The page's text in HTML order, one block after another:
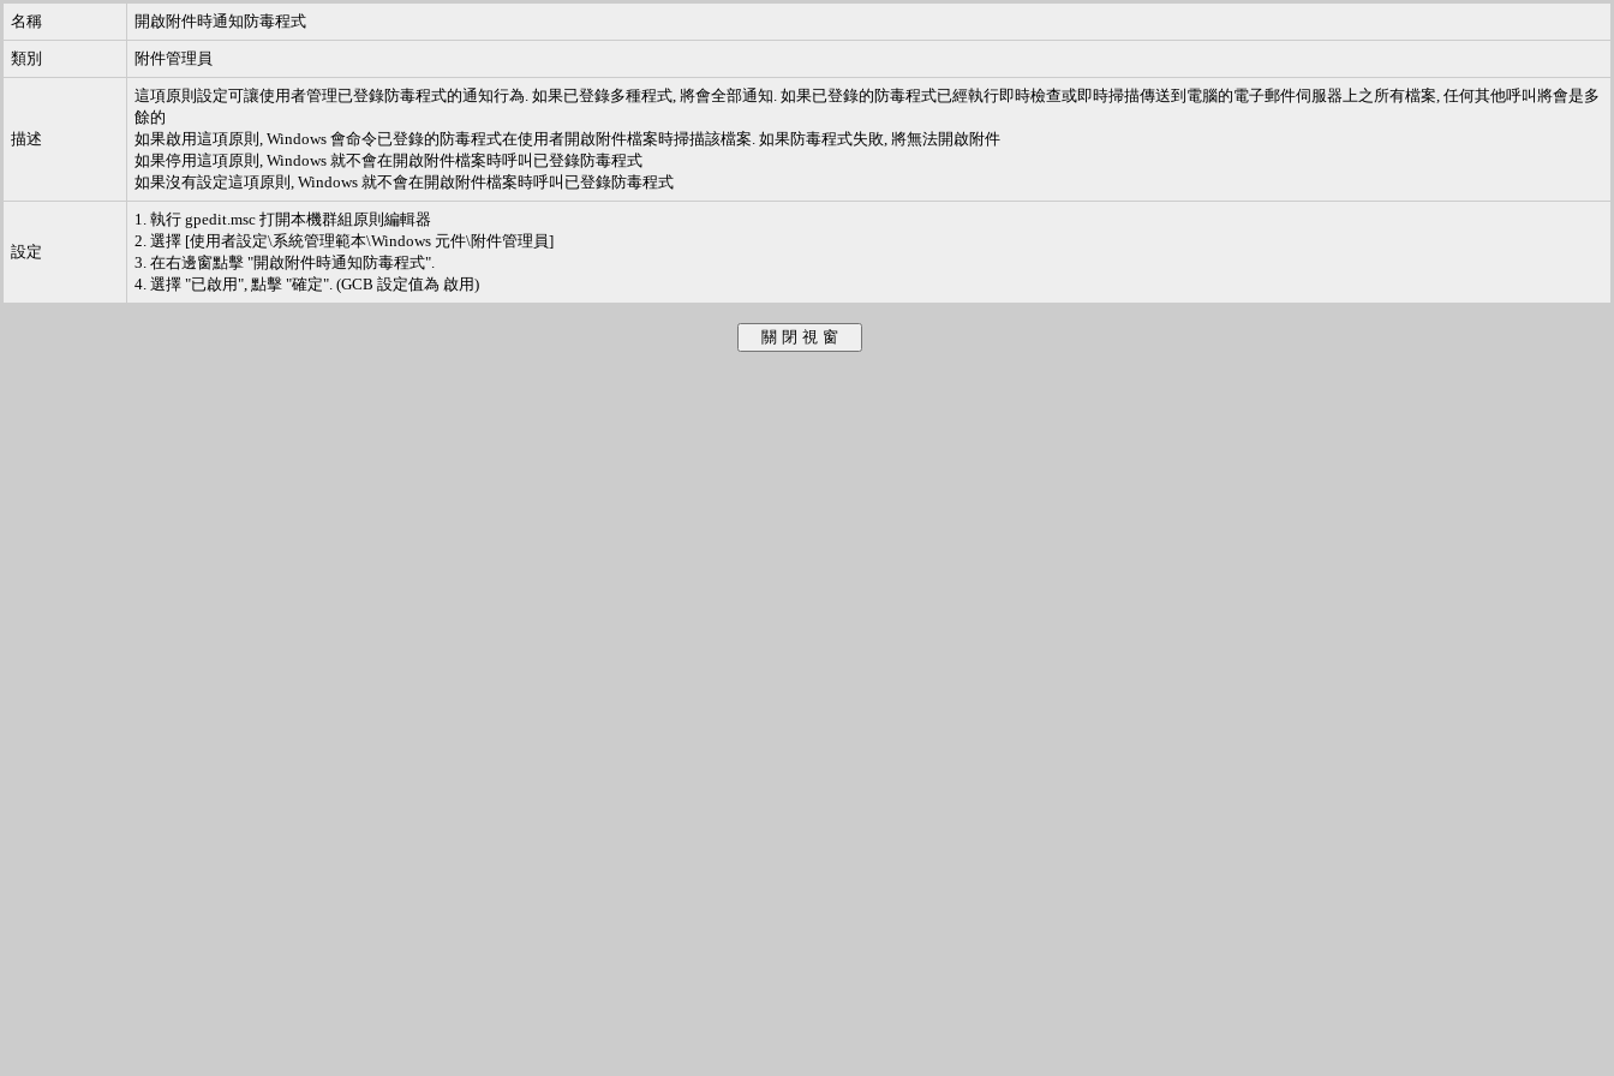
名稱 開啟附件時通知防毒程式
類別 附件管理員
描述
這項原則設定可讓使用者管理已登錄防毒程式的通知行為. 如果已登錄多種程式, 將會全部通知. 如果已登錄的防毒程式已經執行即時檢查或即時掃描傳送到電腦的電子郵件伺服器上之所有檔案, 任何其他呼叫將會是多
餘的
如果啟用這項原則, Windows 會命令已登錄的防毒程式在使用者開啟附件檔案時掃描該檔案. 如果防毒程式失敗, 將無法開啟附件
如果停用這項原則, Windows 就不會在開啟附件檔案時呼叫已登錄防毒程式
如果沒有設定這項原則, Windows 就不會在開啟附件檔案時呼叫已登錄防毒程式
設定
1. 執行 gpedit.msc 打開本機群組原則編輯器
2. 選擇 [使用者設定\系統管理範本\Windows 元件\附件管理員]
3. 在右邊窗點擊 "開啟附件時通知防毒程式".
4. 選擇 "已啟用", 點擊 "確定". (GCB 設定值為 啟用)